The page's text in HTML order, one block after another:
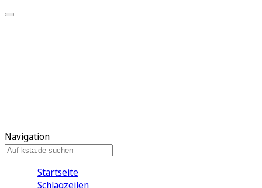
Navigation
Startseite
Schlagzeilen